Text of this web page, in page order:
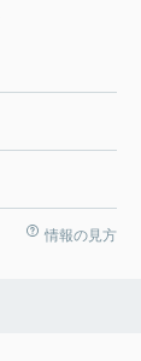
情報の見方